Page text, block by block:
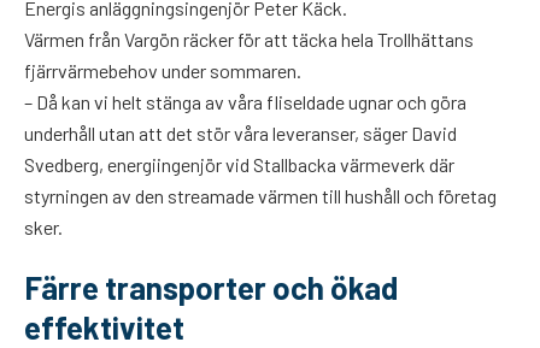
Energis anläggningsingenjör Peter Käck.
Värmen från Vargön räcker för att täcka hela Trollhättans
fjärrvärmebehov under sommaren.
– Då kan vi helt stänga av våra fliseldade ugnar och göra
underhåll utan att det stör våra leveranser, säger David
Svedberg, energiingenjör vid Stallbacka värmeverk där
styrningen av den streamade värmen till hushåll och företag
sker.
Färre transporter och ökad
effektivitet